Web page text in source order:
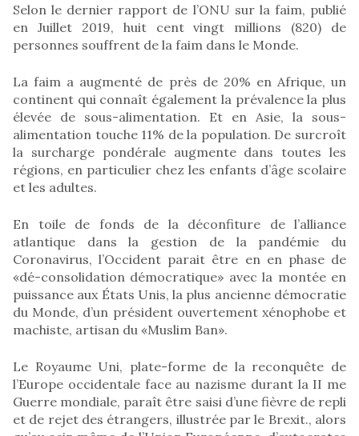
Selon le dernier rapport de l’ONU sur la faim, publié
en Juillet 2019, huit cent vingt millions (820) de
personnes souffrent de la faim dans le Monde.
La faim a augmenté de près de 20% en Afrique, un
continent qui connaît également la prévalence la plus
élevée de sous-alimentation. Et en Asie, la sous-
alimentation touche 11% de la population. De surcroît
la surcharge pondérale augmente dans toutes les
régions, en particulier chez les enfants d’âge scolaire
et les adultes.
En toile de fonds de la déconfiture de l’alliance
atlantique dans la gestion de la pandémie du
Coronavirus, l’Occident parait être en en phase de
«dé-consolidation démocratique» avec la montée en
puissance aux États Unis, la plus ancienne démocratie
du Monde, d’un président ouvertement xénophobe et
machiste, artisan du «Muslim Ban».
Le Royaume Uni, plate-forme de la reconquête de
l’Europe occidentale face au nazisme durant la II me
Guerre mondiale, paraît être saisi d’une fièvre de repli
et de rejet des étrangers, illustrée par le Brexit., alors